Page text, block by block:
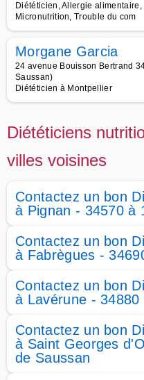
Diététicien, Allergie
Micronutrition, Trouble du com
Morgane Garcia
24 avenue Bouisson Bertrand
Saussan)
Diététicien à Montpellier
Diététiciens
villes voisines
Contactez un bon
à Pignan - 34570 à
Contactez un bon
à Fabrègues -
Contactez un bon
à Lavérune -
Contactez un bon
à Saint Georges
de Saussan